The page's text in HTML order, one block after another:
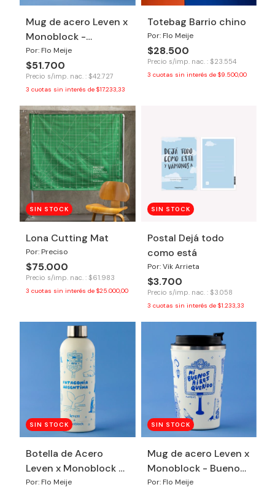
Mug de acero Leven x
Monoblock -
Cafecito
Por: Flo Meije
$51.700
Precio s/imp. nac. : $42.727
3 cuotas sin interés de $17.233,33
Totebag Barrio chino
Por: Flo Meije
$28.500
Precio s/imp. nac. : $23.554
3 cuotas sin interés de $9.500,00
SIN STOCK
Lona Cutting Mat
Por: Preciso
$75.000
Precio s/imp. nac. : $61.983
3 cuotas sin interés de $25.000,00
SIN STOCK
Postal Dejá todo
como está
Por: Vik Arrieta
$3.700
Precio s/imp. nac. : $3.058
3 cuotas sin interés de $1.233,33
SIN STOCK
Botella de Acero
Leven x Monoblock -
Patagonia
Por: Flo Meije
SIN STOCK
Mug de acero Leven x
Monoblock - Buenos
Aires
Por: Flo Meije